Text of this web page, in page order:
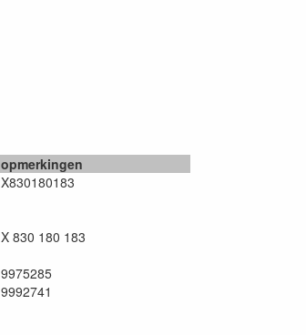
opmerkingen
X830180183
X 830 180 183
9975285
9992741